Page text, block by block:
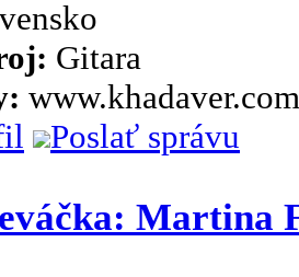
Gitara
www.khadaver.com
Poslať správu
Martina